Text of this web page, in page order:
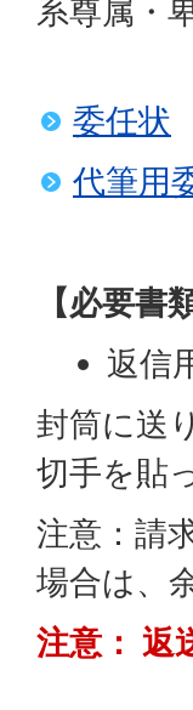
系尊属・
委任状
代筆用
【必要書
返信
封筒に送
切手を貼
注意：請
場合は、
注意： 返